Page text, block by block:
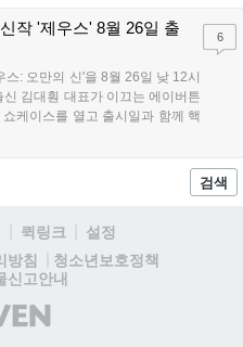
니폼을 착용할 계획이다....
작 '제우스' 8월 26일 출
: 오만의 신'을 8월 26일 낮 12시
김대훤 대표가 이끄는 에이버튼
케이스를 열고 출시일과 함께 핵
향을 공개했다. 캐릭터명 선점은
6
검색
퀵링크
설정
방침
청소년보호정책
신고안내
(주)
인